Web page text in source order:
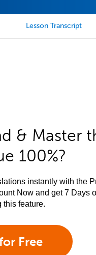
Lesson Transcript
& Master
100%?
instantly with the
Now and get 7 Days
this feature.
Free